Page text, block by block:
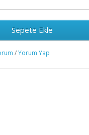
Sepete Ekle
/Yorum Yap